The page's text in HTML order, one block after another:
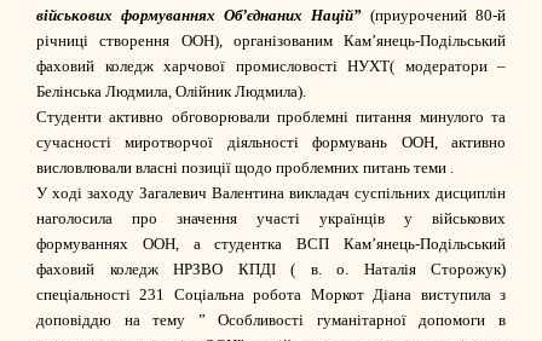
військових формуваннях Об’єднаних Націй” (приурочений 80-й
річниці створення ООН), організованим Кам’янець-Подільський
фаховий коледж харчової промисловості НУХТ( модератори –
Белінська Людмила, Олійник Людмила).
Студенти активно обговорювали проблемні питання минулого та
сучасності миротворчої діяльності формувань ООН, активно
висловлювали власні позиції щодо проблемних питань теми .
У ході заходу Загалевич Валентина викладач суспільних дисциплін
наголосила про значення участі українців у військових
формуваннях ООН, а студенткаВСП Кам’янець-Подільський
фаховий коледж НРЗВО КПДІ( в. о. Наталія Сторожук)
спеціальності 231 Соціальна робота Моркот Діана виступила з
доповіддю на тему ” Особливості гуманітарної допомоги в